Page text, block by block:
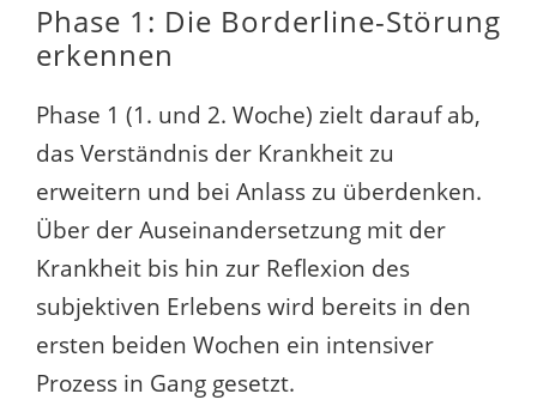
Phase 1: Die Borderline-Störung
erkennen
Phase 1 (1. und 2. Woche) zielt darauf ab,
das Verständnis der Krankheit zu
erweitern und bei Anlass zu überdenken.
Über der Auseinandersetzung mit der
Krankheit bis hin zur Reflexion des
subjektiven Erlebens wird bereits in den
ersten beiden Wochen ein intensiver
Prozess in Gang gesetzt.